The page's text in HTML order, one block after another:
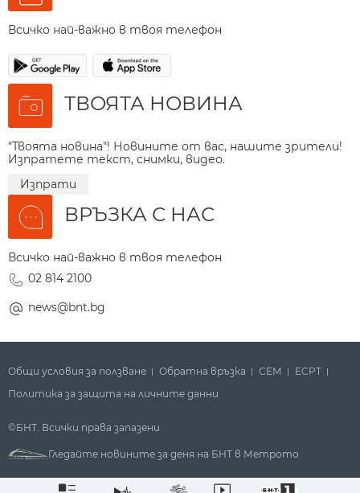
Всичко най-важно в твоя телефон
ТВОЯТА НОВИНА
"Твоята новина"! Новините от вас, нашите зрители!
Изпратете текст, снимки, видео.
Изпрати
ВРЪЗКА С НАС
Всичко най-важно в твоя телефон
02 814 2100
news@bnt.bg
Общи условия за ползване Обратна връзка СЕМ
ECPT
Политика за защита на личните данни
©БНТ. Всички права запазени
Гледайте новините за деня на БНТ в Метрото